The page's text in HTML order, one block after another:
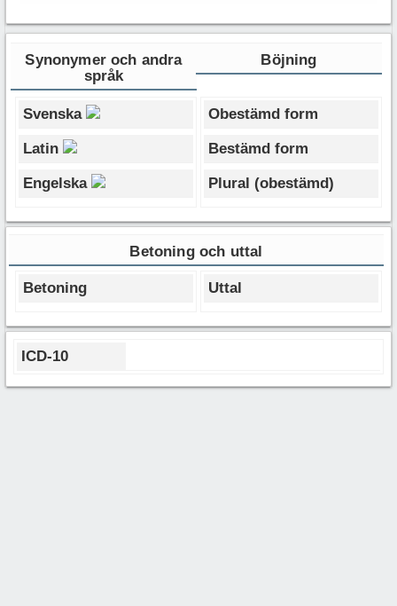
Synonymer och andra
språk
Böjning
Svenska
Latin
Engelska
Obestämd form
Bestämd form
Plural (obestämd)
Betoning och uttal
Betoning Uttal
ICD-10